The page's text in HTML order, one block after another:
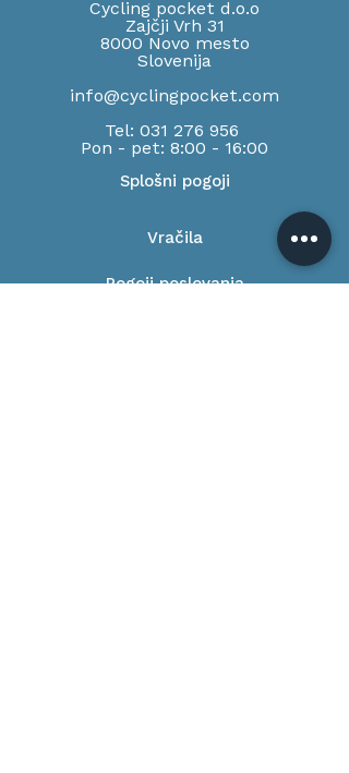
Cycling pocket d.o.o
Zajčji Vrh 31
8000 Novo mesto
Slovenija
info@cyclingpocket.com
Tel: 031 276 956
Pon - pet: 8:00 - 16:00
Splošni pogoji
Vračila
Pogoji poslovanja